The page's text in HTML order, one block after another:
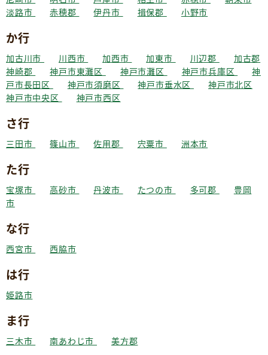
淡路市
赤穂郡 伊丹市 揖保郡 小野市
か行
加古川市 川西市 加西市 加東市 川辺郡
加古郡
神崎郡
神戸市東灘区 神戸市灘区 神戸市兵庫区
神
戸市長田区
神戸市須磨区 神戸市垂水区
神戸市北区
神戸市中央区
神戸市西区
さ行
三田市 篠山市 佐用郡 宍粟市 洲本市
た行
宝塚市 高砂市 丹波市 たつの市 多可郡
豊岡
市
な行
西宮市 西脇市
は行
姫路市
ま行
三木市 南あわじ市 美方郡